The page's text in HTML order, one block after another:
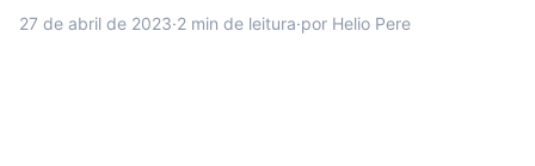
27 de abril de 2023·2 min de leitura·por Helio Pere